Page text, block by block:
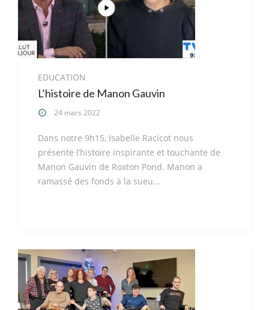
EDUCATION
L’histoire de Manon Gauvin
24 mars 2022
Dans notre 9h15, Isabelle Racicot nous
présente l’histoire inspirante et touchante de
Manon Gauvin de Roxton Pond. Manon a
ramassé des fonds à la sueu...